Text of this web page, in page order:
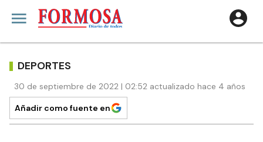
DEPORTES
30 de septiembre de 2022 | 02:52 actualizado hace 4 años
Añadir como fuente en